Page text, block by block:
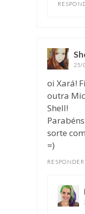
25/
oi Xará!
outra
Shell!
sorte
=)
RESPONDER